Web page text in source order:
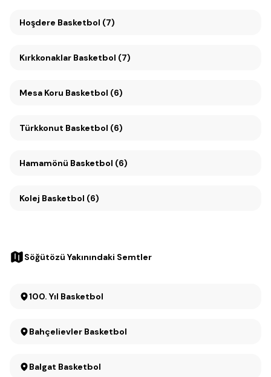
Hoşdere Basketbol (7)
Kırkkonaklar Basketbol (7)
Mesa Koru Basketbol (6)
Türkkonut Basketbol (6)
Hamamönü Basketbol (6)
Kolej Basketbol (6)
Söğütözü Yakınındaki Semtler
100. Yıl Basketbol
Bahçelievler Basketbol
Balgat Basketbol